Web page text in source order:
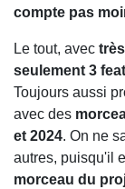
compte pas
Le tout, avec
seulement 3
Toujours aussi
avec des
et 2024. On ne
autres, puisqu'il
morceau du